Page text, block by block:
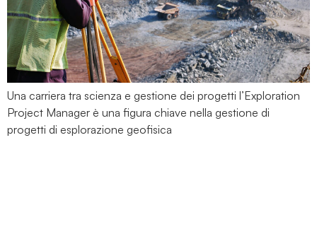
Una carriera tra scienza e gestione dei progetti l’Exploration
Project Manager è una figura chiave nella gestione di
progetti di esplorazione geofisica